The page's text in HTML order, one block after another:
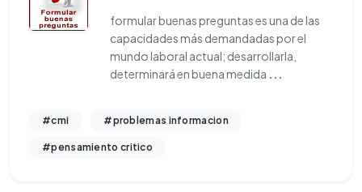
formular buenas preguntas es una de las
capacidades más demandadas por el
mundo laboral actual; desarrollarla,
determinará en buena medida ...
#cmi #problemas informacion
#pensamiento critico